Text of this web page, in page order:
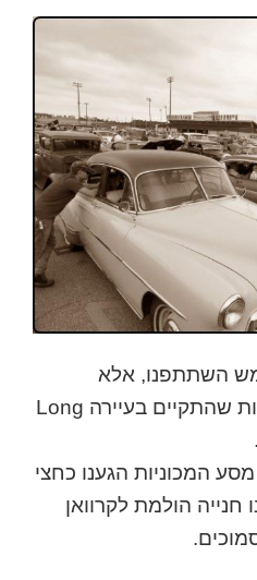
השתתפנו, אלא
צפינו…) במצעד המכוניות שהתקיים בעיירה Long
המכוניות הגענו כחצי
הולמת לקרוואן